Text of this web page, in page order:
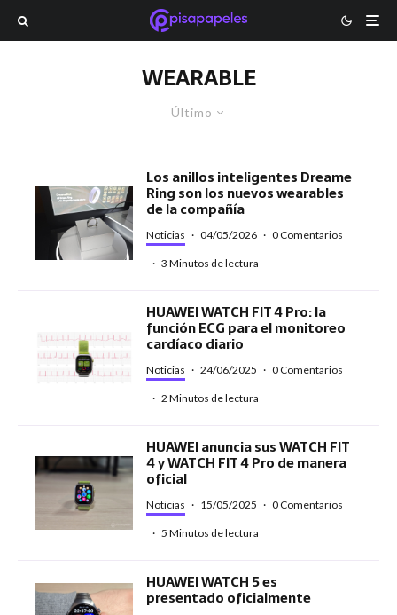
WEARABLE
Último
Los anillos inteligentes Dreame
Ring son los nuevos wearables
de la compañía
Noticias · 04/05/2026 · 0 Comentarios
· 3 Minutos de lectura
HUAWEI WATCH FIT 4 Pro: la
función ECG para el monitoreo
cardíaco diario
Noticias · 24/06/2025 · 0 Comentarios
· 2 Minutos de lectura
HUAWEI anuncia sus WATCH FIT
4 y WATCH FIT 4 Pro de manera
oficial
Noticias · 15/05/2025 · 0 Comentarios
· 5 Minutos de lectura
HUAWEI WATCH 5 es
presentado oficialmente